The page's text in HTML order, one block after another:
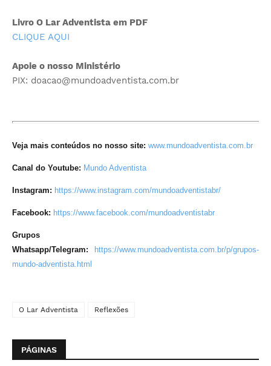
Livro O Lar Adventista em PDF
CLIQUE AQUI
Apoie o nosso Ministério
PIX: doacao@mundoadventista.com.br
Veja mais conteúdos no nosso site: www.mundoadventista.com.br
Canal do Youtube: Mundo Adventista
Instagram: https://www.instagram.com/mundoadventistabr/
Facebook: https://www.facebook.com/mundoadventistabr
Grupos
Whatsapp/Telegram:
https://www.mundoadventista.com.br/p/grupos-
mundo-adventista.html
O Lar Adventista Reflexões
PÁGINAS